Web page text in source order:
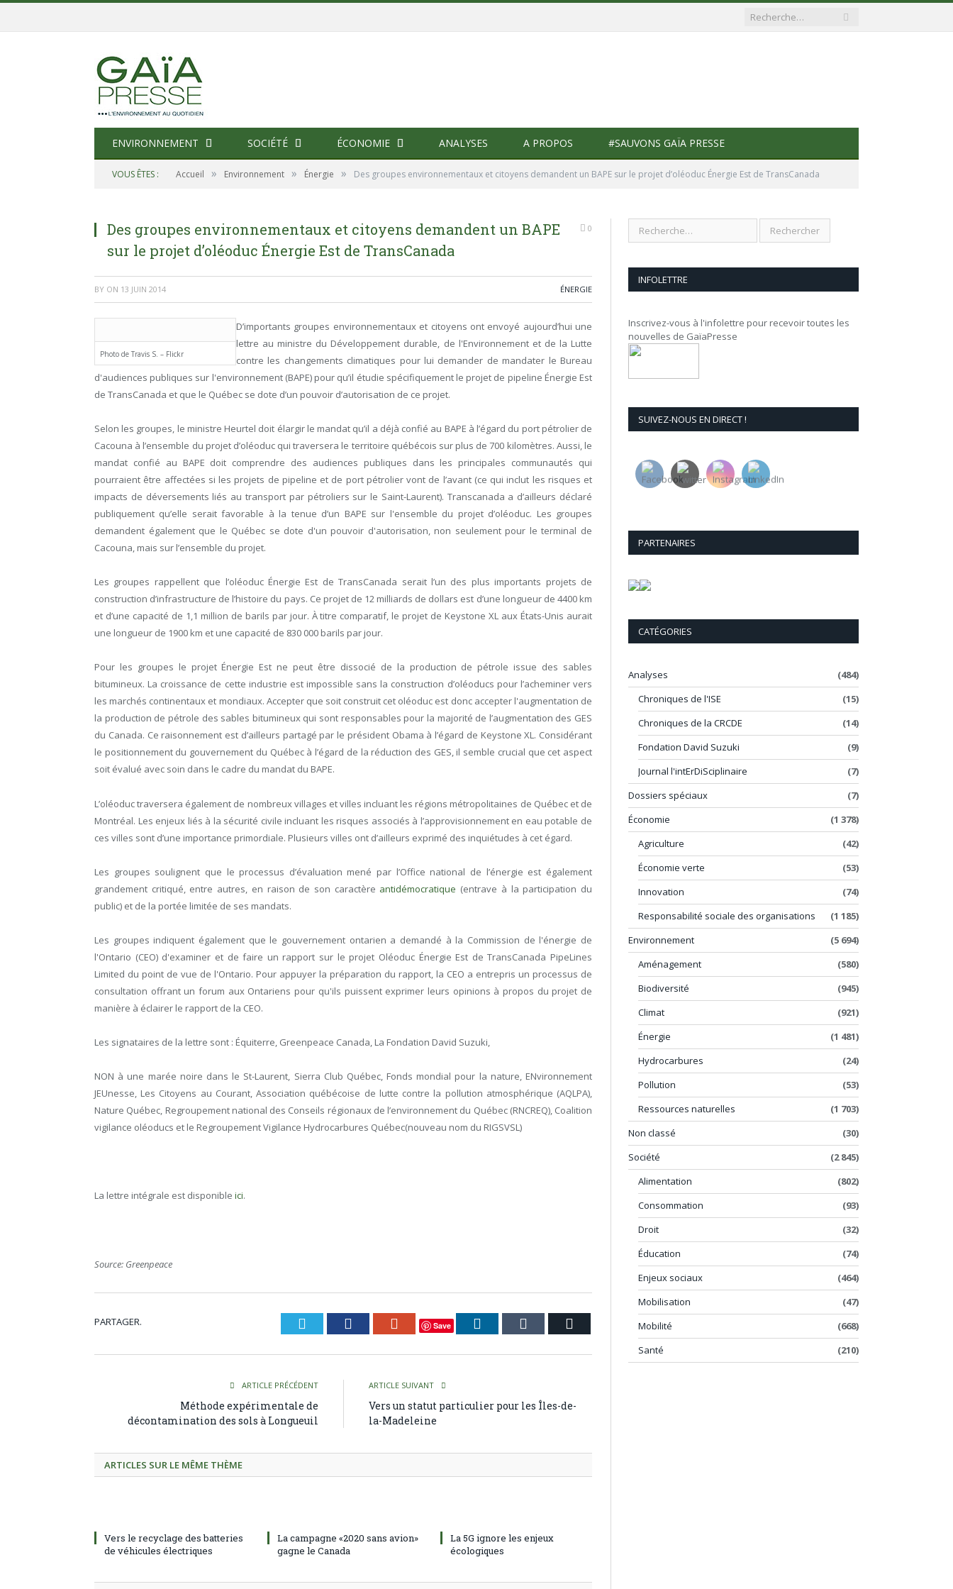
ENVIRONNEMENT SOCIÉTÉ ÉCONOMIE ANALYSES A PROPOS #SAUVONS GAÏA PRESSE
VOUS ÊTES : Accueil » Environnement » Énergie » Des groupes environnementaux et citoyens demandent un BAPE sur le projet d’oléoduc Énergie Est de TransCanada
Des groupes environnementaux et citoyens demandent un BAPE
sur le projet d’oléoduc Énergie Est de TransCanada
0
BY ON 13 JUIN 2014 ÉNERGIE
Photo de Travis S. – Flickr
D’importants groupes environnementaux et citoyens ont envoyé aujourd’hui une
lettre au ministre du Développement durable, de l'Environnement et de la Lutte
contre les changements climatiques pour lui demander de mandater le Bureau
d'audiences publiques sur l'environnement (BAPE) pour qu’il étudie spécifiquement le projet de pipeline Énergie Est
de TransCanada et que le Québec se dote d’un pouvoir d’autorisation de ce projet.
Selon les groupes, le ministre Heurtel doit élargir le mandat qu’il a déjà confié au BAPE à l’égard du port pétrolier de
Cacouna à l’ensemble du projet d’oléoduc qui traversera le territoire québécois sur plus de 700 kilomètres. Aussi, le
mandat confié au BAPE doit comprendre des audiences publiques dans les principales communautés qui
pourraient être affectées si les projets de pipeline et de port pétrolier vont de l’avant (ce qui inclut les risques et
impacts de déversements liés au transport par pétroliers sur le Saint-Laurent). Transcanada a d’ailleurs déclaré
publiquement qu’elle serait favorable à la tenue d’un BAPE sur l'ensemble du projet d’oléoduc. Les groupes
demandent également que le Québec se dote d'un pouvoir d'autorisation, non seulement pour le terminal de
Cacouna, mais sur l’ensemble du projet.
Les groupes rappellent que l’oléoduc Énergie Est de TransCanada serait l’un des plus importants projets de
construction d’infrastructure de l’histoire du pays. Ce projet de 12 milliards de dollars est d’une longueur de 4400 km
et d’une capacité de 1,1 million de barils par jour. À titre comparatif, le projet de Keystone XL aux États-Unis aurait
une longueur de 1900 km et une capacité de 830 000 barils par jour.
Pour les groupes le projet Énergie Est ne peut être dissocié de la production de pétrole issue des sables
bitumineux. La croissance de cette industrie est impossible sans la construction d’oléoducs pour l’acheminer vers
les marchés continentaux et mondiaux. Accepter que soit construit cet oléoduc est donc accepter l'augmentation de
la production de pétrole des sables bitumineux qui sont responsables pour la majorité de l’augmentation des GES
du Canada. Ce raisonnement est d’ailleurs partagé par le président Obama à l’égard de Keystone XL. Considérant
le positionnement du gouvernement du Québec à l’égard de la réduction des GES, il semble crucial que cet aspect
soit évalué avec soin dans le cadre du mandat du BAPE.
L’oléoduc traversera également de nombreux villages et villes incluant les régions métropolitaines de Québec et de
Montréal. Les enjeux liés à la sécurité civile incluant les risques associés à l’approvisionnement en eau potable de
ces villes sont d’une importance primordiale. Plusieurs villes ont d’ailleurs exprimé des inquiétudes à cet égard.
Les groupes soulignent que le processus d’évaluation mené par l’Office national de l’énergie est également
grandement critiqué, entre autres, en raison de son caractère antidémocratique (entrave à la participation du
public) et de la portée limitée de ses mandats.
Les groupes indiquent également que le gouvernement ontarien a demandé à la Commission de l'énergie de
l'Ontario (CEO) d'examiner et de faire un rapport sur le projet Oléoduc Énergie Est de TransCanada PipeLines
Limited du point de vue de l'Ontario. Pour appuyer la préparation du rapport, la CEO a entrepris un processus de
consultation offrant un forum aux Ontariens pour qu'ils puissent exprimer leurs opinions à propos du projet de
manière à éclairer le rapport de la CEO.
Les signataires de la lettre sont : Équiterre, Greenpeace Canada, La Fondation David Suzuki,
NON à une marée noire dans le St-Laurent, Sierra Club Québec, Fonds mondial pour la nature, ENvironnement
JEUnesse, Les Citoyens au Courant, Association québécoise de lutte contre la pollution atmosphérique (AQLPA),
Nature Québec, Regroupement national des Conseils régionaux de l’environnement du Québec (RNCREQ), Coalition
vigilance oléoducs et le Regroupement Vigilance Hydrocarbures Québec(nouveau nom du RIGSVSL)
La lettre intégrale est disponible ici.
Source: Greenpeace
PARTAGER. Twitter Facebook Google+
Save LinkedIn Tumblr
ARTICLE PRÉCÉDENT
Méthode expérimentale de
décontamination des sols à Longueuil
ARTICLE SUIVANT
Vers un statut particulier pour les Îles-de-
la-Madeleine
ARTICLES SUR LE MÊME THÈME
Vers le recyclage des batteries
de véhicules électriques
La campagne «2020 sans avion»
gagne le Canada
La 5G ignore les enjeux
écologiques
INFOLETTRE
Inscrivez-vous à l'infolettre pour recevoir toutes les
nouvelles de GaïaPresse
SUIVEZ-NOUS EN DIRECT !
PARTENAIRES
CATÉGORIES
Analyses
(484)
Chroniques de l'ISE
(15)
Chroniques de la CRCDE
(14)
Fondation David Suzuki
(9)
Journal l'intErDiSciplinaire
(7)
Dossiers spéciaux
(7)
Économie
(1 378)
Agriculture
(42)
Économie verte
(53)
Innovation
(74)
Responsabilité sociale des organisations
(1 185)
Environnement
(5 694)
Aménagement
(580)
Biodiversité
(945)
Climat
(921)
Énergie
(1 481)
Hydrocarbures
(24)
Pollution
(53)
Ressources naturelles
(1 703)
Non classé
(30)
Société
(2 845)
Alimentation
(802)
Consommation
(93)
Droit
(32)
Éducation
(74)
Enjeux sociaux
(464)
Mobilisation
(47)
Mobilité
(668)
Santé
(210)